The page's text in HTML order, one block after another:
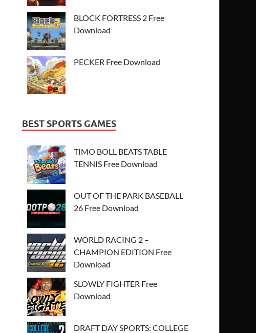
BLOCK FORTRESS 2 Free
Download
PECKER Free Download
BEST SPORTS GAMES
TIMO BOLL BEATS TABLE
TENNIS Free Download
OUT OF THE PARK BASEBALL
26 Free Download
WORLD RACING 2 –
CHAMPION EDITION Free
Download
SLOWLY FIGHTER Free
Download
DRAFT DAY SPORTS: COLLEGE